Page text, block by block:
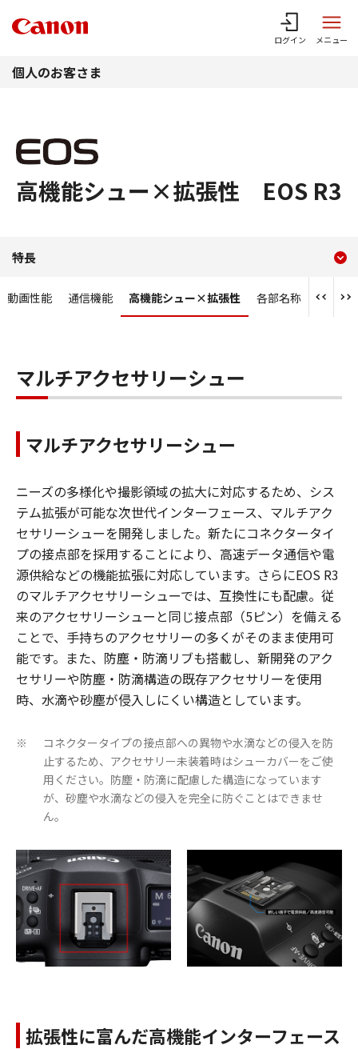
ログイン メニュー
個人のお客さま
高機能シュー×拡張性 EOS R3
高機能シュー×拡張性
特長
動画性能 通信機能 高機能シュー×拡張性 各部名称
マルチアクセサリーシュー
マルチアクセサリーシュー
ニーズの多様化や撮影領域の拡大に対応するため、シス
テム拡張が可能な次世代インターフェース、マルチアク
セサリーシューを開発しました。新たにコネクタータイ
プの接点部を採用することにより、高速データ通信や電
源供給などの機能拡張に対応しています。さらにEOS R3
のマルチアクセサリーシューでは、互換性にも配慮。従
来のアクセサリーシューと同じ接点部（5ピン）を備える
ことで、手持ちのアクセサリーの多くがそのまま使用可
能です。また、防塵・防滴リブも搭載し、新開発のアク
セサリーや防塵・防滴構造の既存アクセサリーを使用
時、水滴や砂塵が侵入しにくい構造としています。
※
コネクタータイプの接点部への異物や水滴などの侵入を防
止するため、アクセサリー未装着時はシューカバーをご使
用ください。防塵・防滴に配慮した構造になっています
が、砂塵や水滴などの侵入を完全に防ぐことはできませ
ん。
拡張性に富んだ高機能インターフェース